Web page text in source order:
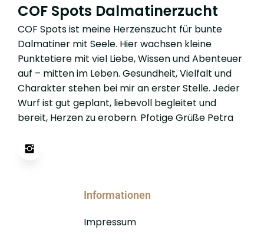
COF Spots Dalmatinerzucht
COF Spots ist meine Herzenszucht für bunte
Dalmatiner mit Seele. Hier wachsen kleine
Punktetiere mit viel Liebe, Wissen und Abenteuer
auf – mitten im Leben. Gesundheit, Vielfalt und
Charakter stehen bei mir an erster Stelle. Jeder
Wurf ist gut geplant, liebevoll begleitet und
bereit, Herzen zu erobern. Pfotige Grüße Petra
Informationen
Impressum